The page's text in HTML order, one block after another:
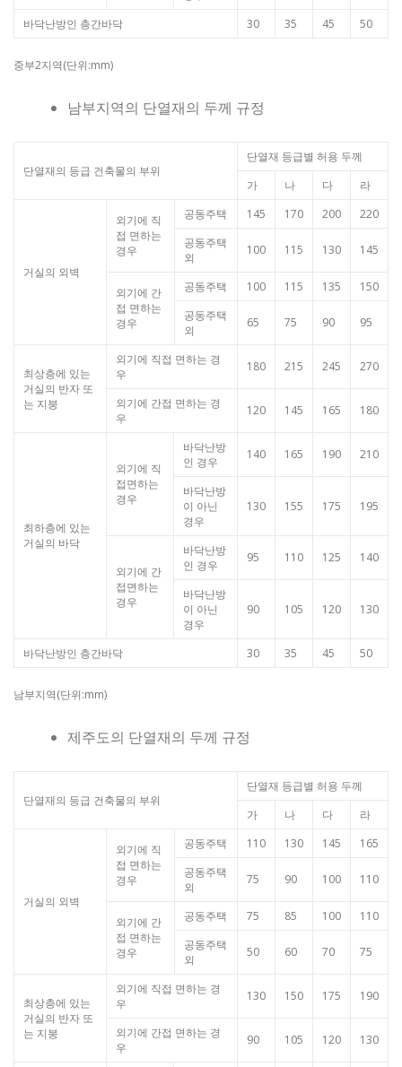
바닥난방인 층간바닥
30 35 45 50
중부2지역(단위:mm)
남부지역의 단열재의 두께 규정
단열재의 등급 건축물의 부위
단열재 등급별 허용 두께
가
나 다 라
거실의 외벽
외기에 직
접 면하는
경우
공동주택 145 170 200
220
공동주택
외
100 115 130 145
외기에 간
접 면하는
경우
공동주택 100 115 135
150
공동주택
외
65 75 90 95
최상층에 있는
거실의 반자 또
는 지붕
외기에 직접 면하는 경
우
180 215 245 270
외기에 간접 면하는 경
우
120 145 165 180
최하층에 있는
거실의 바닥
외기에 직
접면하는
경우
바닥난방
인 경우
140 165 190 210
바닥난방
이 아닌
경우
130 155 175 195
외기에 간
접면하는
경우
바닥난방
인 경우
95 110 125 140
바닥난방
이 아닌
경우
90 105 120 130
바닥난방인 층간바닥 30 35 45 50
남부지역(단위:mm)
제주도의 단열재의 두께 규정
단열재의 등급 건축물의 부위
단열재 등급별 허용 두께
가
나 다 라
거실의 외벽
외기에 직
접 면하는
경우
공동주택 110 130 145
165
공동주택
외
75 90 100 110
외기에 간
접 면하는
경우
공동주택 75 85 100
110
공동주택
외
50 60 70 75
최상층에 있는
거실의 반자 또
는 지붕
외기에 직접 면하는 경
우
130 150 175 190
외기에 간접 면하는 경
우
90 105 120 130